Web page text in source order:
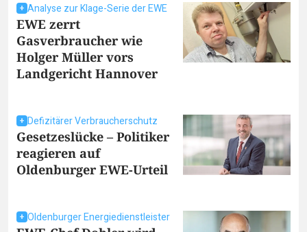
Analyse zur Klage-Serie der EWE
EWE zerrt
Gasverbraucher wie
Holger Müller vors
Landgericht Hannover
Defizitärer Verbraucherschutz
Gesetzeslücke – Politiker
reagieren auf
Oldenburger EWE-Urteil
Oldenburger Energiedienstleister